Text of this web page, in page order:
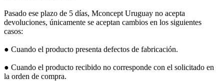
Pasado ese plazo de 5 días, Mconcept Uruguay no acepta
devoluciones, únicamente se aceptan cambios en los siguientes
casos:
● Cuando el producto presenta defectos de fabricación.
● Cuando el producto recibido no corresponde con el solicitado en
la orden de compra.